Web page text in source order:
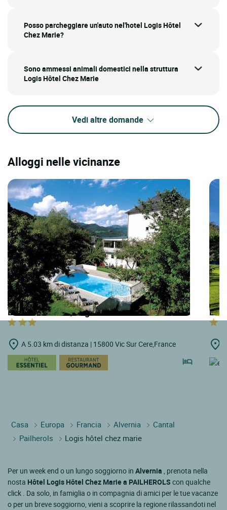
Posso parcheggiare un'auto nel'hotel Logis Hôtel
Chez Marie?
Sono ammessi animali domestici nella struttura
Logis Hôtel Chez Marie
Vedi altre domande
Alloggi nelle vicinanze
LOGIS HOTELS | Logis Hôtel Bel Horizon
A 5.03 km di distanza | 15800 Vic Sur Cere,France
Casa Europa Francia Alvernia
Cantal
Pailherols
Logis hôtel chez marie
Per un week end o un lungo soggiorno in Alvernia , prenota nella
nosta Hôtel Logis Hôtel Chez Marie a PAILHEROLS con qualche
click . Da solo, in famiglia o in compagnia di amici per le tue vacanze
o per un breve soggiorno, vieni a scoprire la regione rilassandoti nel